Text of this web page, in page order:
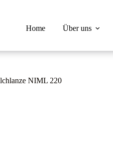
Home Über uns
NIML 220